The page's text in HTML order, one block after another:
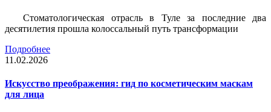
Стоматологическая отрасль в Туле за последние два
десятилетия прошла колоссальный путь трансформации
Подробнее
11.02.2026
Искусство преображения: гид по косметическим маскам
для лица